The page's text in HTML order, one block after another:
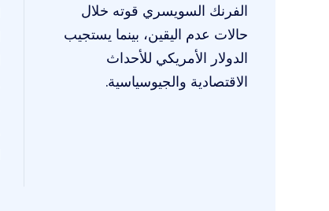
الفرنك السويسري قوته خلال
حالات عدم اليقين، بينما يستجيب
الدولار الأمريكي للأحداث
الاقتصادية والجيوسياسية.